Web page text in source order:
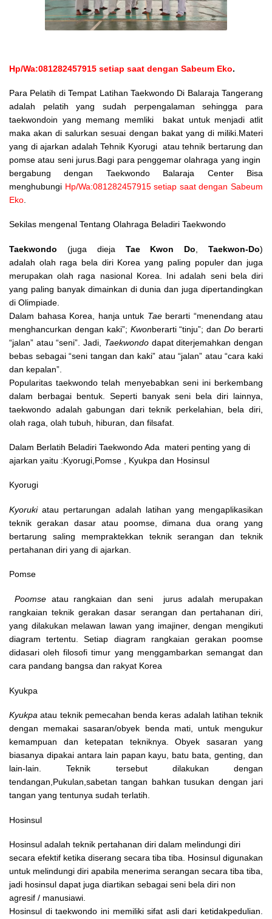
Hp/Wa:081282457915 setiap saat dengan Sabeum Eko.
Para Pelatih di Tempat Latihan Taekwondo Di Balaraja Tangerang
adalah pelatih yang sudah perpengalaman sehingga para
taekwondoin yang memang memliki bakat untuk menjadi atlit
maka akan di salurkan sesuai dengan bakat yang di miliki.Materi
yang di ajarkan adalah Tehnik Kyorugi atau tehnik bertarung dan
pomse atau seni jurus.Bagi para penggemar olahraga yang ingin
bergabung dengan Taekwondo Balaraja Center Bisa
menghubungi Hp/Wa:081282457915 setiap saat dengan Sabeum
Eko
Sekilas mengenal Tentang Olahraga Beladiri Taekwondo
Taekwondo (juga dieja Tae Kwon Do ,Taekwon-Do)
adalah olah raga bela diri Korea yang paling populer dan juga
merupakan olah raga nasional Korea. Ini adalah seni bela diri
yang paling banyak dimainkan di dunia dan juga dipertandingkan
di Olimpiade.
Dalam bahasa Korea, hanja untuk Taeberarti “menendang atau
menghancurkan dengan kaki”; Kwonberarti “tinju”; danDo berarti
“jalan” atau “seni”. Jadi, Taekwondodapat diterjemahkan dengan
bebas sebagai “seni tangan dan kaki” atau “jalan” atau “cara kaki
dan kepalan”.
Popularitas taekwondo telah menyebabkan seni ini berkembang
dalam berbagai bentuk. Seperti banyak seni bela diri lainnya,
taekwondo adalah gabungan dari teknik perkelahian, bela diri,
olah raga, olah tubuh, hiburan, dan filsafat.
Dalam Berlatih Beladiri Taekwondo Ada materi penting yang di
ajarkan yaitu :Kyorugi,Pomse , Kyukpa dan Hosinsul
Kyorugi
Kyorukiatau pertarungan adalah latihan yang mengaplikasikan
teknik gerakan dasar atau poomse, dimana dua orang yang
bertarung saling mempraktekkan teknik serangan dan teknik
pertahanan diri yang di ajarkan.
Pomse
Poomseatau rangkaian dan seni jurus adalah merupakan
rangkaian teknik gerakan dasar serangan dan pertahanan diri,
yang dilakukan melawan lawan yang imajiner, dengan mengikuti
diagram tertentu. Setiap diagram rangkaian gerakan poomse
didasari oleh filosofi timur yang menggambarkan semangat dan
cara pandang bangsa dan rakyat Korea
Kyukpa
Kyukpa atau teknik pemecahan benda keras adalah latihan teknik
dengan memakai sasaran/obyek benda mati, untuk mengukur
kemampuan dan ketepatan tekniknya. Obyek sasaran yang
biasanya dipakai antara lain papan kayu, batu bata, genting, dan
lain-lain. Teknik tersebut dilakukan dengan
tendangan,Pukulan,sabetan tangan bahkan tusukan dengan jari
tangan yang tentunya sudah terlatih.
Hosinsul
Hosinsul adalah teknik pertahanan diri dalam melindungi diri
secara efektif ketika diserang secara tiba tiba. Hosinsul digunakan
untuk melindungi diri apabila menerima serangan secara tiba tiba,
jadi hosinsul dapat juga diartikan sebagai seni bela diri non
agresif / manusiawi.
Hosinsul di taekwondo ini memiliki sifat asli dari ketidakpedulian.